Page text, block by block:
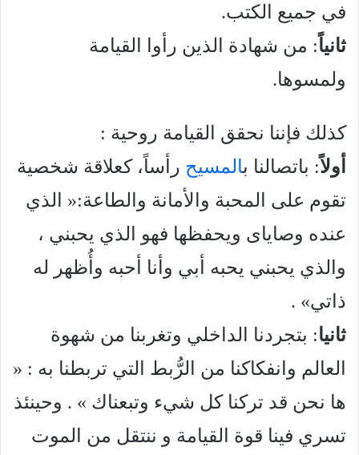
في جميع الكتب.
ثانياً: من شهادة الذين رأوا القيامة
ولمسوها.
كذلك فإننا نحقق القيامة روحية :
أولاً: باتصالنا بالمسيح رأساً، كعلاقة شخصية
تقوم على المحبة والأمانة والطاعة:« الذي
عنده وصایای ويحفظها فهو الذي يحبني ،
والذي يحبني يحبه أبي وأنا أحبه وأُظهر له
ذاتي» .
ثانيا: بتجردنا الداخلي وتغربنا من شهوة
العالم وانفکاکنا من الرُّبط التي تربطنا به : «
ها نحن قد تركنا كل شيء وتبعناك » . وحينئذ
تسري فينا قوة القيامة و ننتقل من الموت